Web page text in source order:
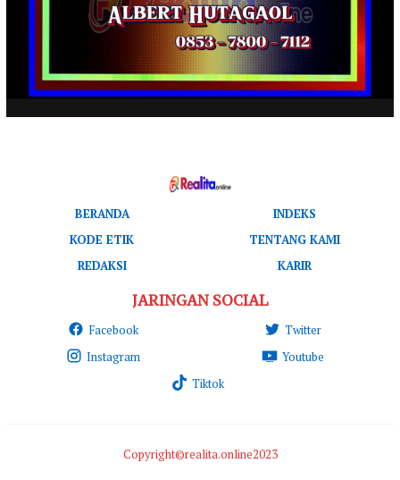
BERANDA
INDEKS
KODE ETIK
TENTANG KAMI
REDAKSI
KARIR
JARINGAN SOCIAL
Facebook
Twitter
Instagram
Youtube
Tiktok
Copyright©realita.online2023